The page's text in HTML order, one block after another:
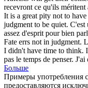
recevront ce qu'ils méritent
It is a great pity not to
judgmentto be quiet. C'est
assez d'esprit pour bien
Fate errs not in judgment.
I didn't have time to think.
pas le temps de penser. J'ai
Больше
Примеры употребления
предоставляются